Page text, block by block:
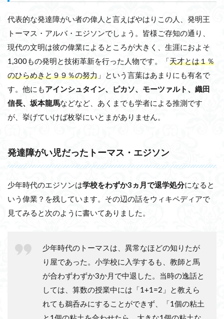
代表的な発達障がい者の偉人と言えばやはりこの人、発明王
トーマス・アルバ・エジソンでしょう。皆様ご存知の通り、
現代の文明は彼の偉業によるところが大きく、生涯におよそ
1,300もの発明と技術革新を行った人物です。「 天才とは１％
のひらめきと９９％の努力 」という言葉はあまりにも有名で
す。他にも アインシュタイン、ピカソ、モーツァルト、織田
信長、坂本龍馬などなど、あくまでも学者による推測です
が、挙げていけば枚挙にいとまがありません。
発達障がい児だったトーマス・エジソン
少年時代のエジソンは学校をわずか3ヵ月で退学処分になると
いう偉業？を残しています。その辺の話をウィキペディアで
見てみると次のように書いてありました。
少年時代のトーマスは、異常なほどの知りたが
り屋であった。小学校に入学するも、教師と馬
が合わずわずか3か月で中退した。当時の逸話と
しては、算数の授業中には「1+1=2」と教えら
れても鵜呑みにすることができず、「1個の粘土